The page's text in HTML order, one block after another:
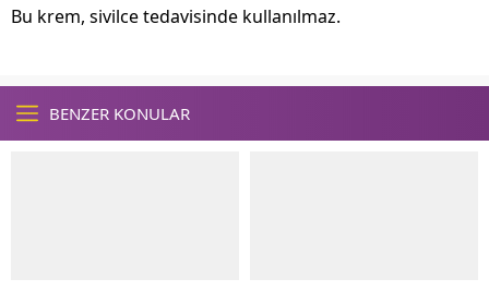
Bu krem, sivilce tedavisinde kullanılmaz.
BENZER KONULAR